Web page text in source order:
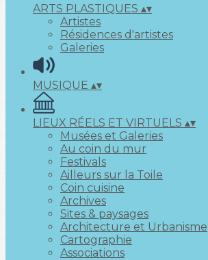
ARTS PLASTIQUES ▴▾
Artistes
Résidences d'artistes
Galeries
MUSIQUE ▴▾
LIEUX RÉELS ET VIRTUELS ▴▾
Musées et Galeries
Au coin du mur
Festivals
Ailleurs sur la Toile
Coin cuisine
Archives
Sites & paysages
Architecture et Urbanisme
Cartographie
Associations